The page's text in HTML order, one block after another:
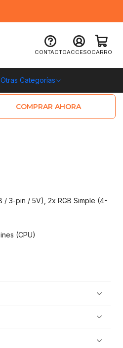
CONTACTOACCESOCARRO
Otras Categorías
WIFI Socket AM4,
COMPRAR AHORA
/ 3-pin / 5V), 2x RGB Simple (4-
(CPU)